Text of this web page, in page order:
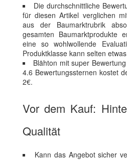
Die durchschnittliche
für diesen Artikel verglichen
aus der Baumarktrubrik
gesamten Baumarktprodukte
eine so wohlwollende
Produktklasse kann selten
Blähton mit super
4.6 Bewertungssternen kostet
2€.
Vor dem Kauf:
Qualität
Kann das Angebot sicher